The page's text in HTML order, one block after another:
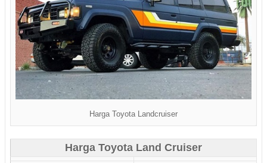
Harga Toyota Landcruiser
Harga Toyota Land Cruiser